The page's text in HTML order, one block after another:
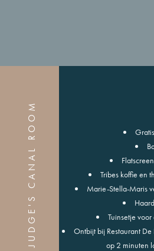
JUDGE'S CANAL ROOM
Tribes koffie en
Marie-Stella-Maris
Tuinsetje
Ontbijt bij Restaurant
op 2 minuten